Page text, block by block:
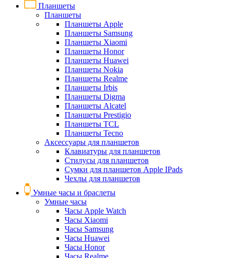
Планшеты
Планшеты
Планшеты Apple
Планшеты Samsung
Планшеты Xiaomi
Планшеты Honor
Планшеты Huawei
Планшеты Nokia
Планшеты Realme
Планшеты Irbis
Планшеты Digma
Планшеты Alcatel
Планшеты Prestigio
Планшеты TCL
Планшеты Tecno
Аксессуары для планшетов
Клавиатуры для планшетов
Стилусы для планшетов
Сумки для планшетов Apple IPads
Чехлы для планшетов
Умные часы и браслеты
Умные часы
Часы Apple Watch
Часы Xiaomi
Часы Samsung
Часы Huawei
Часы Honor
Часы Realme